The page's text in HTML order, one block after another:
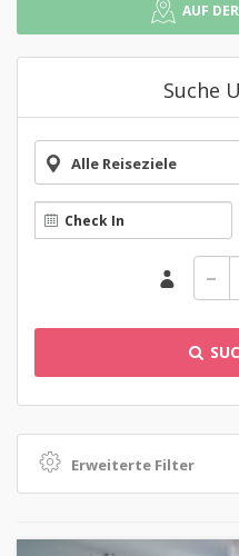
AUF
Suche
Alle Reiseziele
Erweiterte Filter